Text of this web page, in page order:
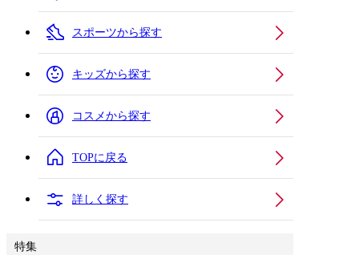
スポーツから探す
キッズから探す
コスメから探す
TOPに戻る
詳しく探す
特集